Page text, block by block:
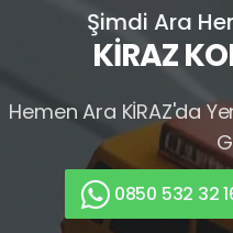
Şimdi Ara
KİRAZ
Hemen Ara KİRAZ'da
0850 532 32